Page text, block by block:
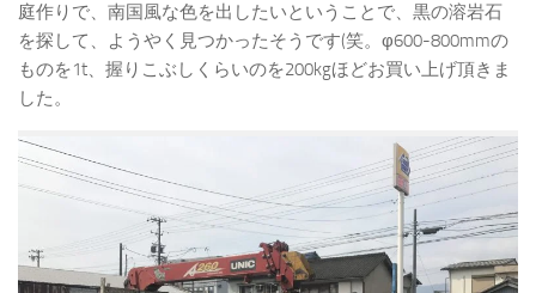
庭作りで、南国風な色を出したいということで、黒の溶岩石
を探して、ようやく見つかったそうです(笑。φ600-800mmの
ものを1t、握りこぶしくらいのを200kgほどお買い上げ頂きま
した。